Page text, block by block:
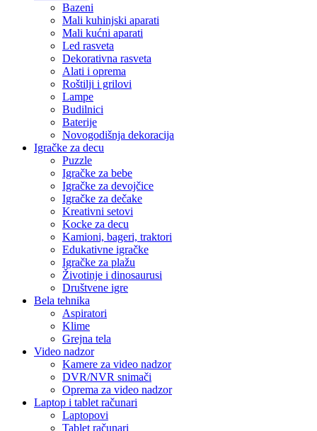
Bazeni
Mali kuhinjski aparati
Mali kućni aparati
Led rasveta
Dekorativna rasveta
Alati i oprema
Roštilji i grilovi
Lampe
Budilnici
Baterije
Novogodišnja dekoracija
Igračke za decu
Puzzle
Igračke za bebe
Igračke za devojčice
Igračke za dečake
Kreativni setovi
Kocke za decu
Kamioni, bageri, traktori
Edukativne igračke
Igračke za plažu
Životinje i dinosaurusi
Društvene igre
Bela tehnika
Aspiratori
Klime
Grejna tela
Video nadzor
Kamere za video nadzor
DVR/NVR snimači
Oprema za video nadzor
Laptop i tablet računari
Laptopovi
Tablet računari